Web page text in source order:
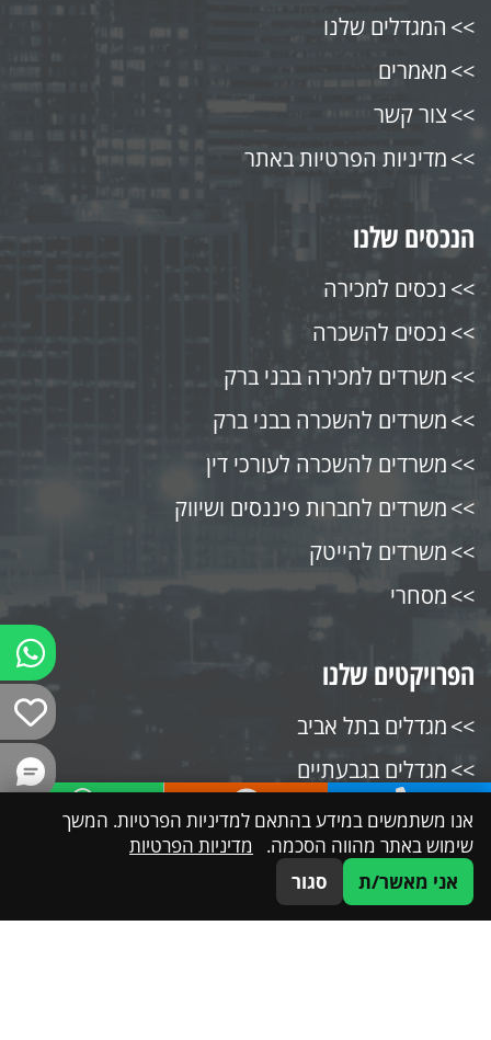
המגדלים שלנו
מאמרים
צור קשר
מדיניות הפרטיות באתר
הנכסים שלנו
נכסים למכירה
נכסים להשכרה
משרדים למכירה בבני ברק
משרדים להשכרה בבני ברק
משרדים להשכרה לעורכי דין
משרדים לחברות פיננסים ושיווק
משרדים להייטק
מסחרי
הפרויקטים שלנו
מגדלים בתל אביב
מגדלים בגבעתיים
מגדלים בהרצליה
מגדלים ברמת גן
מגדלים בבני ברק
054-4500159 דברו איתנו WhatsApp
אנו משתמשים במידע בהתאם למדיניות הפרטיות. המשך
שימוש באתר מהווה הסכמה. מדיניות הפרטיות
אני מאשר/ת
סגור